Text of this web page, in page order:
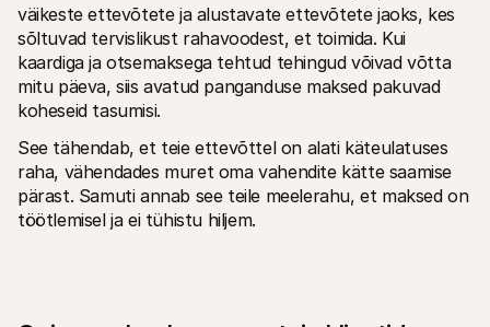
väikeste ettevõtete ja alustavate ettevõtete jaoks, kes
sõltuvad tervislikust rahavoodest, et toimida. Kui
kaardiga ja otsemaksega tehtud tehingud võivad võtta
mitu päeva, siis avatud panganduse maksed pakuvad
koheseid tasumisi.
See tähendab, et teie ettevõttel on alati käteulatuses
raha, vähendades muret oma vahendite kätte saamise
pärast. Samuti annab see teile meelerahu, et maksed on
töötlemisel ja ei tühistu hiljem.